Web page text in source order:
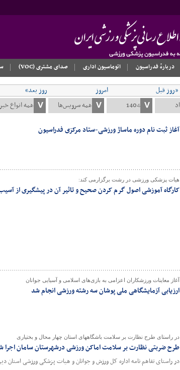
دربارهٔ فدراسیون اتوماسیون اداری صدای مشتری (VOC)
«روز قبل امروز روز بعد»
آغاز ثبت نام دوره ماساژ ورزشی-ستاد مرکزی فدراسیون
هیات پزشکی ورزشی در رشت برگزارمی کند:
کارگاه آموزشی اصول گرم کردن صحیح و تاثیر آن در پیشگیری از
آغاز معاینات ورزشکاران اعزامی به بازی‌های اسلامی و آسیایی جوانان
ارزیابی آزمایشگاهی ملی پوشان سه رشته ورزشی انجام شد
در راستای طرح نظارت بر سلامت باشگاههای استان چهار محال و بختیاری
طرح ضربتی نظارت بر سلامت اماکن ورزشی درشهرستان سامان اجرا
در راستای تفاهم نامه اداره کل ورزش و جوانان و هیات پزشکی ورزشی استان